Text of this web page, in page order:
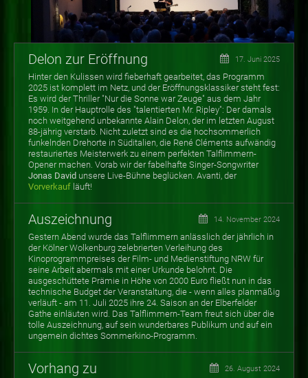
Delon zur Eröffnung 17. Juni 2025
Hinter den Kulissen wird fieberhaft gearbeitet, das Programm
2025 ist komplett im Netz, und der Eröffnungsklassiker steht fest:
Es wird der Thriller "Nur die Sonne war Zeuge" aus dem Jahr
1959. In der Hauptrolle des "talentierten Mr. Ripley": Der damals
noch weitgehend unbekannte Alain Delon, der im letzten August
88-jährig verstarb. Nicht zuletzt sind es die hochsommerlich
funkelnden Drehorte in Süditalien, die René Cléments aufwändig
restauriertes Meisterwerk zu einem perfekten Talflimmern-
Opener machen. Vorab wir der fabelhafte Singer-Songwriter
Jonas David unsere Live-Bühne beglücken. Avanti, der
Vorverkauf läuft!
Auszeichnung 14. November 2024
Gestern Abend wurde das Talflimmern anlässlich der jährlich in
der Kölner Wolkenburg zelebrierten Verleihung des
Kinoprogrammpreises der Film- und Medienstiftung NRW für
seine Arbeit abermals mit einer Urkunde belohnt. Die
ausgeschüttete Prämie in Höhe von 2000 Euro fließt nun in das
technische Budget der Veranstaltung, die - wenn alles planmäßig
verläuft - am 11. Juli 2025 ihre 24. Saison an der Elberfelder
Gathe einläuten wird. Das Talflimmern-Team freut sich über die
tolle Auszeichnung, auf sein wunderbares Publikum und auf ein
ungemein dichtes Sommerkino-Programm.
Vorhang zu 26. August 2024